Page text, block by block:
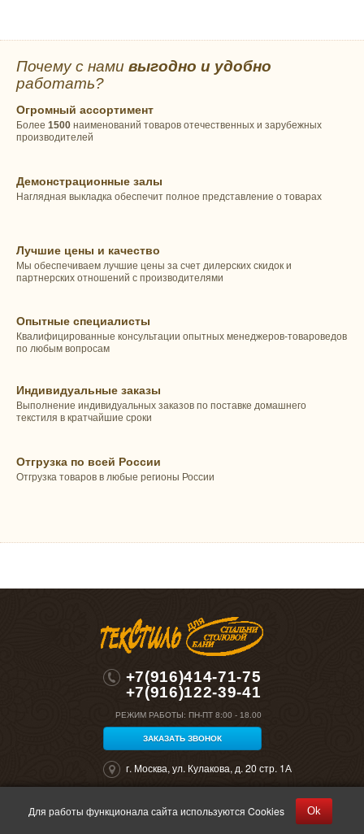
Почему с нами выгодно и удобно
работать?
Огромный ассортимент
Более 1500 наименований товаров отечественных и зарубежных
производителей
Демонстрационные залы
Наглядная выкладка обеспечит полное представление о товарах
Лучшие цены и качество
Мы обеспечиваем лучшие цены за счет дилерских скидок и
партнерских отношений с производителями
Опытные специалисты
Квалифицированные консультации опытных менеджеров-товароведов
по любым вопросам
Индивидуальные заказы
Выполнение индивидуальных заказов по поставке домашнего
текстиля в кратчайшие сроки
Отгрузка по всей России
Отгрузка товаров в любые регионы России
+7(916)414-71-75
+7(916)122-39-41
РЕЖИМ РАБОТЫ: ПН-ПТ 8:00 - 18.00
ЗАКАЗАТЬ ЗВОНОК
г. Москва, ул. Кулакова, д. 20 стр. 1А
©2026 "Полокрон". Все права защищены
Для работы функционала сайта используются Cookies Ok